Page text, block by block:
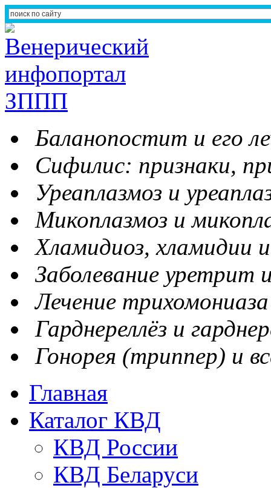
Баланопостит и его
Сифилис: признаки,
Уреаплазмоз и
Микоплазмоз и
Хламидиоз, хламидии
Заболевание уретрит
Лечение
Гарднереллёз и
Гонорея (триппер) и
Главная
Каталог КВД
КВД России
КВД Беларуси